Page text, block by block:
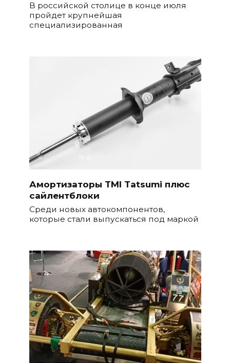
В российской столице в конце июля
пройдет крупнейшая
специализированная
Амортизаторы TMI Tatsumi плюс
сайлентблоки
Среди новых автокомпонентов,
которые стали выпускаться под маркой